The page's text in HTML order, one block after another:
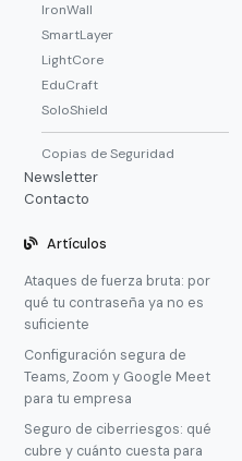
IronWall
SmartLayer
LightCore
EduCraft
SoloShield
Copias de Seguridad
Newsletter
Contacto
Artículos
Ataques de fuerza bruta: por
qué tu contraseña ya no es
suficiente
Configuración segura de
Teams, Zoom y Google Meet
para tu empresa
Seguro de ciberriesgos: qué
cubre y cuánto cuesta para